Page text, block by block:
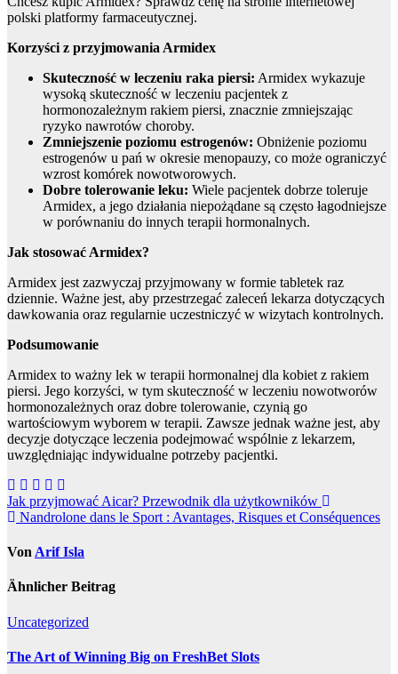
polski platformy farmaceutycznej.
Korzyści z przyjmowania Armidex
Skuteczność w leczeniu raka piersi: Armidex wykazuje
wysoką skuteczność w leczeniu pacjentek z
hormonozależnym rakiem piersi, znacznie zmniejszając
ryzyko nawrotów choroby.
Zmniejszenie poziomu estrogenów: Obniżenie poziomu
estrogenów u pań w okresie menopauzy, co może ograniczyć
wzrost komórek nowotworowych.
Dobre tolerowanie leku: Wiele pacjentek dobrze toleruje
Armidex, a jego działania niepożądane są często łagodniejsze
w porównaniu do innych terapii hormonalnych.
Jak stosować Armidex?
Armidex jest zazwyczaj przyjmowany w formie tabletek raz
dziennie. Ważne jest, aby przestrzegać zaleceń lekarza dotyczących
dawkowania oraz regularnie uczestniczyć w wizytach kontrolnych.
Podsumowanie
Armidex to ważny lek w terapii hormonalnej dla kobiet z rakiem
piersi. Jego korzyści, w tym skuteczność w leczeniu nowotworów
hormonozależnych oraz dobre tolerowanie, czynią go
wartościowym wyborem w terapii. Zawsze jednak ważne jest, aby
decyzje dotyczące leczenia podejmować wspólnie z lekarzem,
uwzględniając indywidualne potrzeby pacjentki.
Beitragsnavigation
Jak przyjmować Aicar? Przewodnik dla użytkowników
Nandrolone dans le Sport : Avantages, Risques et Conséquences
Von Arif Isla
Ähnlicher Beitrag
Uncategorized
The Art of Winning Big on FreshBet Slots